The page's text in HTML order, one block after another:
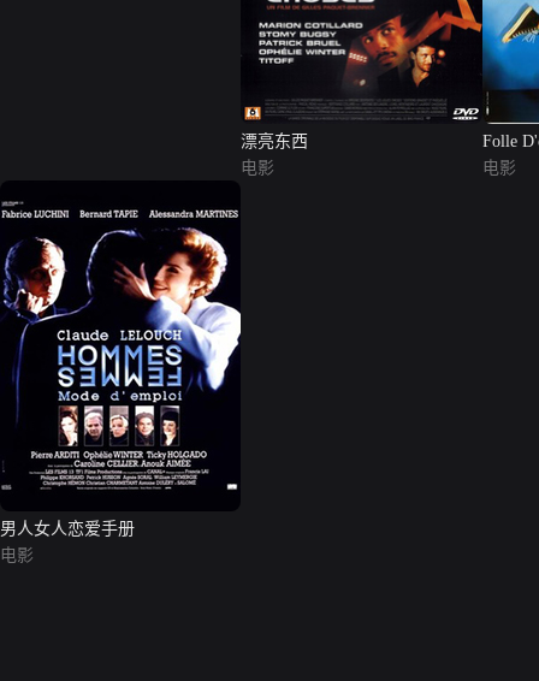
漂亮东西
电影
Folle
电影
男人女人恋爱手册
电影